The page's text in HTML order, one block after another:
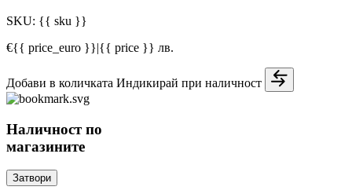
SKU: {{ sku }}
€{{ price_euro }}|{{ price }} лв.
Добави в количката Индикирай при наличност
Наличност по
магазините
Затвори